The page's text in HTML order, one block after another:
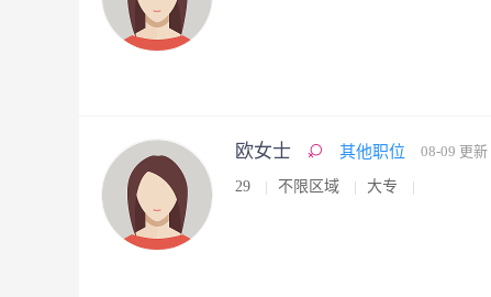
欧女士 其他职位 08-09 更新
29 不限区域 大专